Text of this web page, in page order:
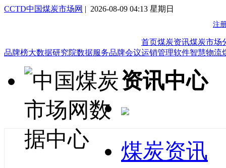
CCTD中国煤炭市场网 | 2026-08-09 04:13 星期日
首页煤炭资讯煤炭市场
品牌榜大数据研究院数据服务品牌会议运销管理软件智慧物流
资讯中心
煤炭资讯